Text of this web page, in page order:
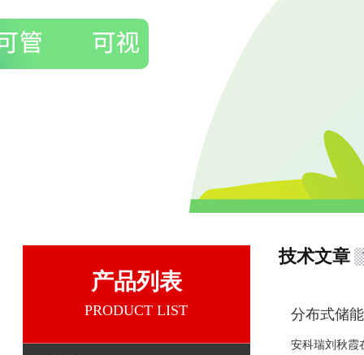
产品列表
PRODUCT LIST
技术文章
分布式储
安科瑞刘秋霞